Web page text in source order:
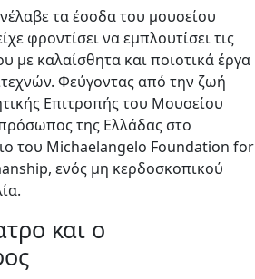
τα έσοδα του μουσείου
φροντίσει να εμπλουτίσει τις
με καλαίσθητα και ποιοτικά έργα
Φεύγοντας από την ζωή
Επιτροπής του Μουσείου
της Ελλάδας στο
του Michaelangelo Foundation for
ενός μη κερδοσκοπικού
και ο